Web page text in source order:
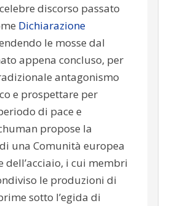
discorso passato
Dichiarazione
le mosse dal
appena concluso, per
antagonismo
e prospettare per
di pace e
propose la
una Comunità europea
dell’acciaio, i cui membri
le produzioni di
sotto l’egida di